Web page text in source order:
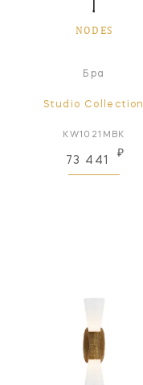
NODES
Бра
Studio Collection
KW1021MBK
73 441
₽